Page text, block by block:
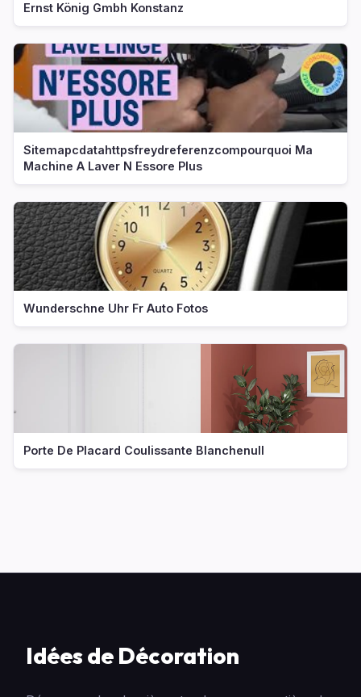
Ernst König Gmbh Konstanz
Sitemapcdatahttpsfreydreferenzcompourquoi Ma
Machine A Laver N Essore Plus
Wunderschne Uhr Fr Auto Fotos
Porte De Placard Coulissante Blanchenull
Idées de Décoration